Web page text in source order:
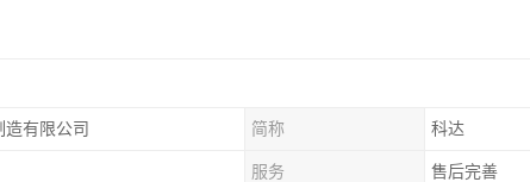
有限公司 简称 科达
服务 售后完善